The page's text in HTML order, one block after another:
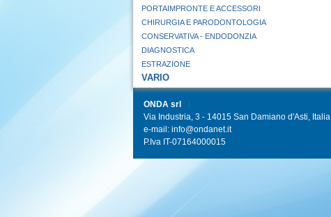
PORTAIMPRONTE E ACCESSORI
CHIRURGIA E PARODONTOLOGIA
CONSERVATIVA - ENDODONZIA
DIAGNOSTICA
ESTRAZIONE
VARIO
ONDA srl
Via Industria, 3 - 14015 San Damiano d'Asti, Italia
e-mail: info@ondanet.it
P.Iva IT-07164000015